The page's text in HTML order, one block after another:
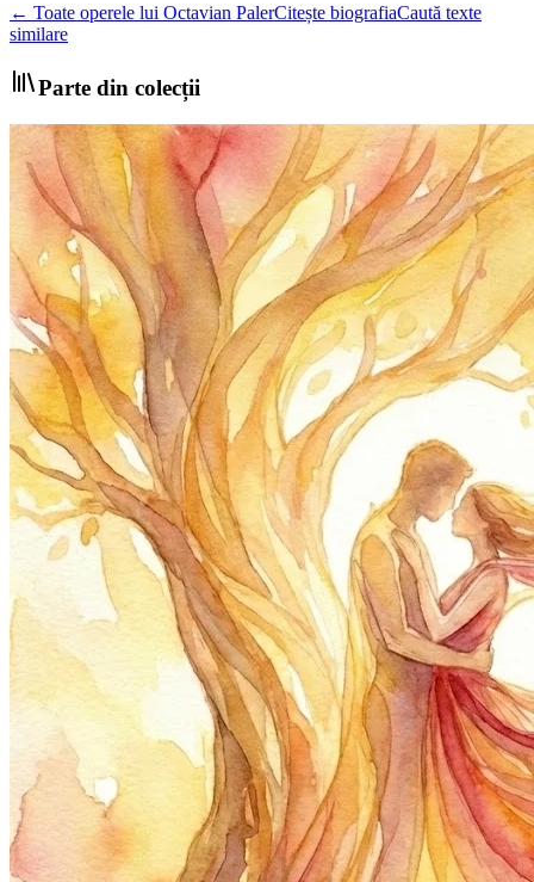
← Toate operele lui Octavian PalerCitește biografiaCaută texte
similare
Parte din colecții